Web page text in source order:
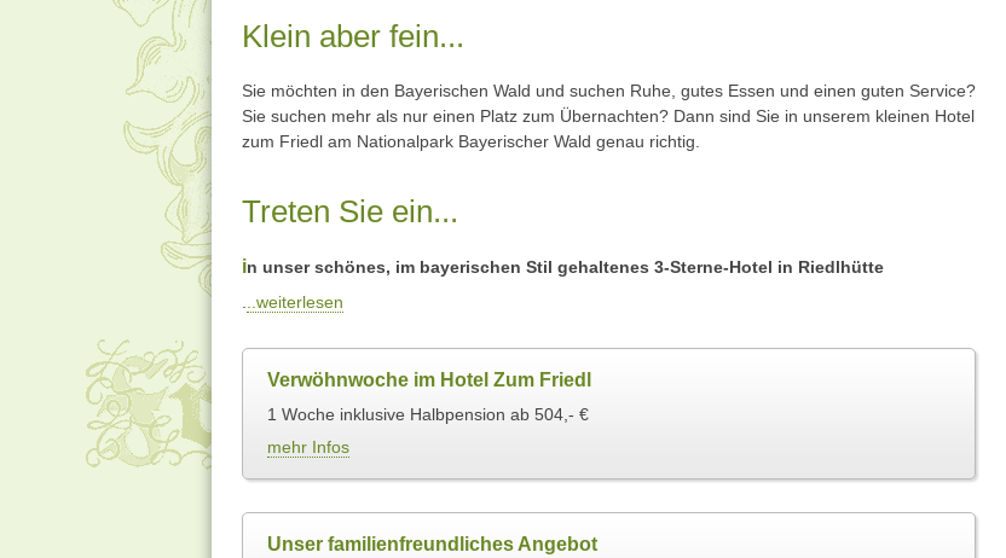
Klein aber fein...
Sie möchten in den Bayerischen Wald und suchen Ruhe, gutes Essen und einen guten Service?
Sie suchen mehr als nur einen Platz zum Übernachten? Dann sind Sie in unserem kleinen Hotel
zum Friedl am Nationalpark Bayerischer Wald genau richtig.
Treten Sie ein...
in unser schönes, im bayerischen Stil gehaltenes 3-Sterne-Hotel in Riedlhütte
..weiterlesen
Verwöhnwoche im Hotel Zum Friedl
1 Woche inklusive Halbpension ab 504,- €
mehr Infos
Unser familienfreundliches Angebot